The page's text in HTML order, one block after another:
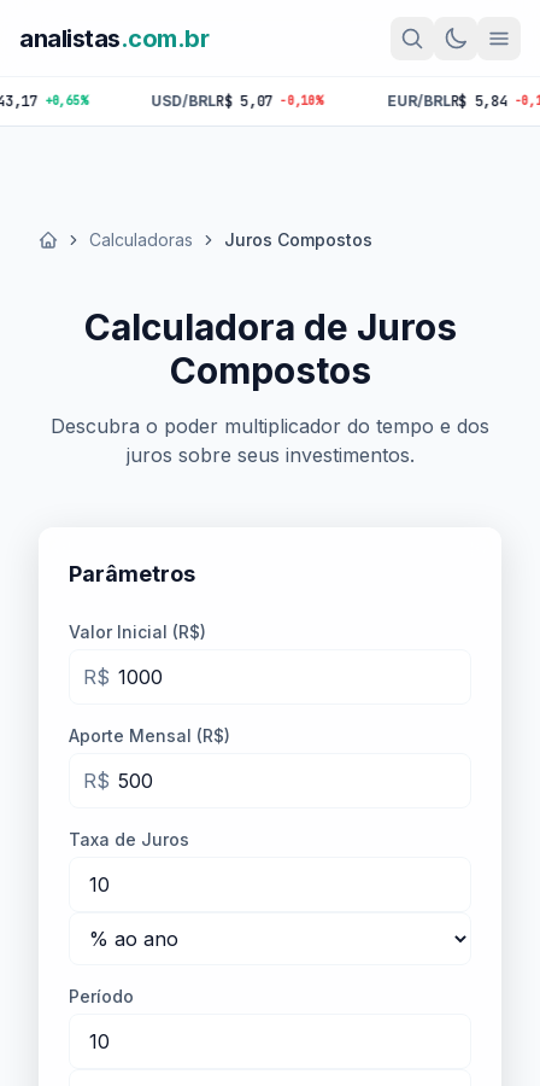
analistas.com.br
USD/BRLR$ 5,07 -0,10% EUR/BRLR$ 5,84 -0,18%
Início Calculadoras Juros Compostos
Calculadora de Juros
Compostos
Descubra o poder multiplicador do tempo e dos
juros sobre seus investimentos.
Parâmetros
Valor Inicial (R$)
R$
Aporte Mensal (R$)
R$
Taxa de Juros
Período